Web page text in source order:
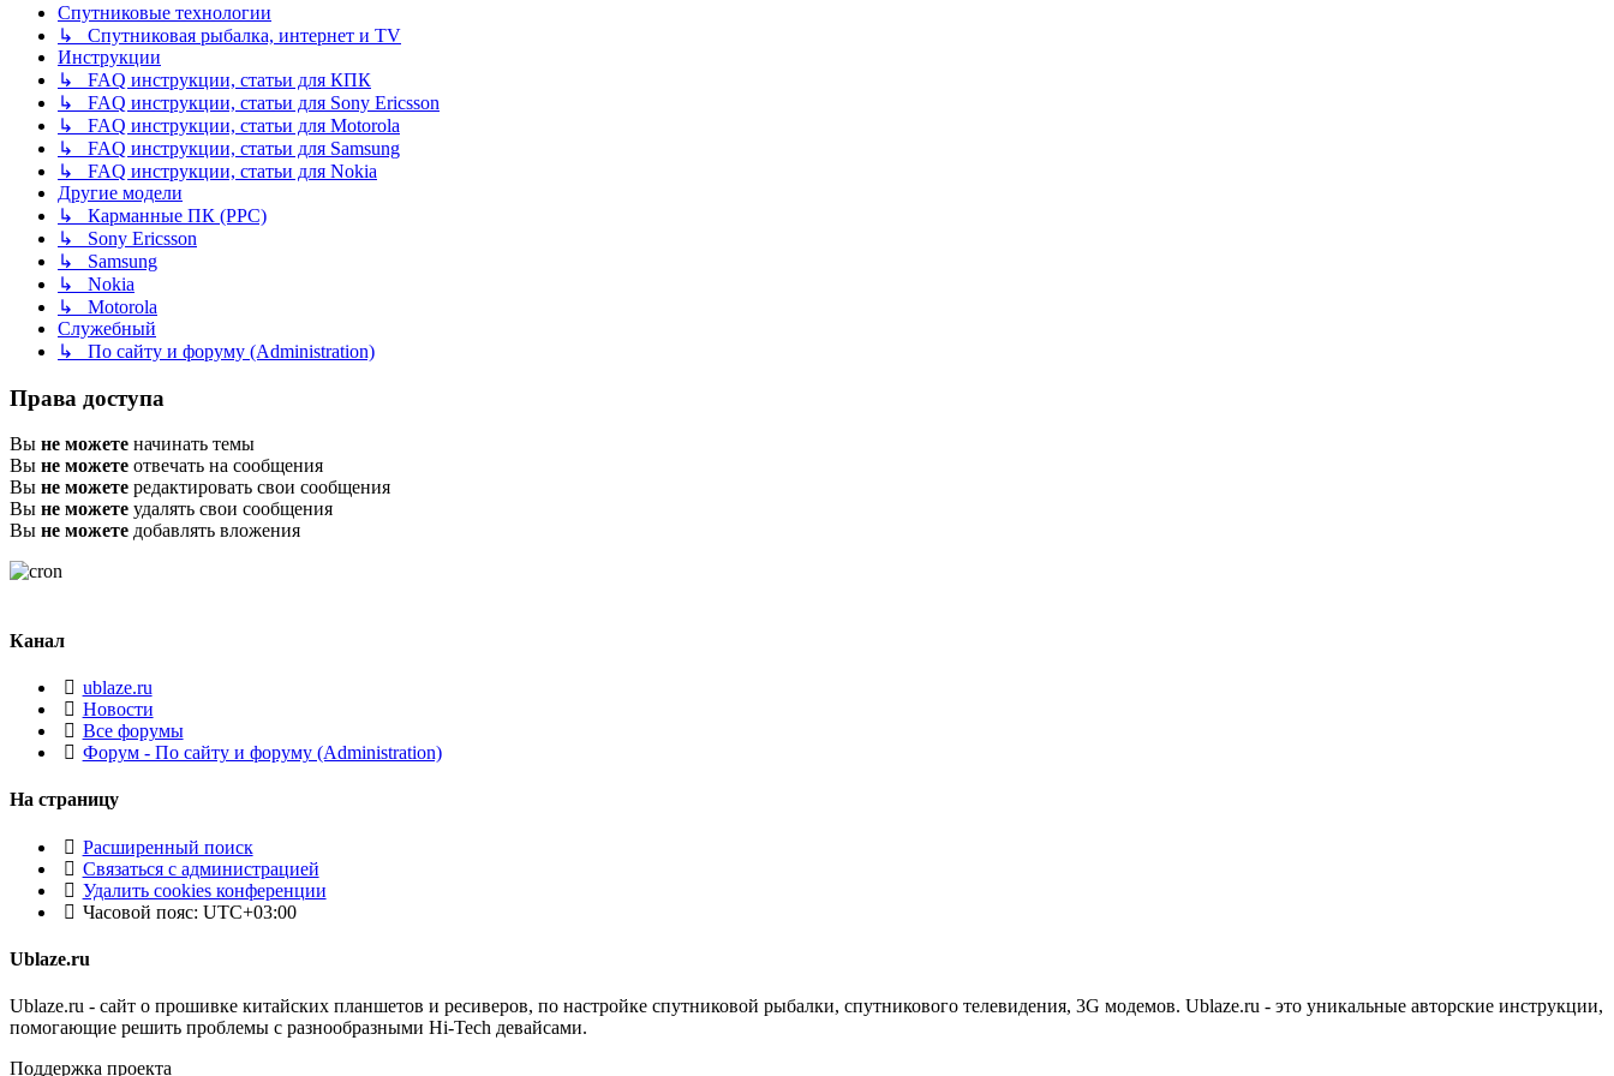
Спутниковые технологии
↳ Спутниковая рыбалка, интернет и TV
Инструкции
↳ FAQ инструкции, статьи для КПК
↳ FAQ инструкции, статьи для Sony Ericsson
↳ FAQ инструкции, статьи для Motorola
↳ FAQ инструкции, статьи для Samsung
↳ FAQ инструкции, статьи для Nokia
Другие модели
↳ Карманные ПК (PPC)
↳ Sony Ericsson
↳ Samsung
↳ Nokia
↳ Motorola
Служебный
↳ По сайту и форуму (Administration)
Права доступа
Вы не можете начинать темы
Вы не можете отвечать на сообщения
Вы не можете редактировать свои сообщения
Вы не можете удалять свои сообщения
Вы не можете добавлять вложения
Канал
ublaze.ru
Новости
Все форумы
Форум - По сайту и форуму (Administration)
На страницу
Расширенный поиск
Связаться с администрацией
Удалить cookies конференции
Часовой пояс: UTC+03:00
Ublaze.ru
Ublaze.ru - сайт о прошивке китайских планшетов и ресиверов, по настройке спутниковой рыбалки, спутникового телевидения, 3G модемов. Ublaze.ru - это уникальные авторские инструкции,
помогающие решить проблемы с разнообразными Hi-Tech девайсами.
Поддержка проекта